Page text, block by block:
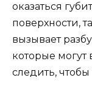
оказаться
поверхности,
вызывает
которые могут
следить,